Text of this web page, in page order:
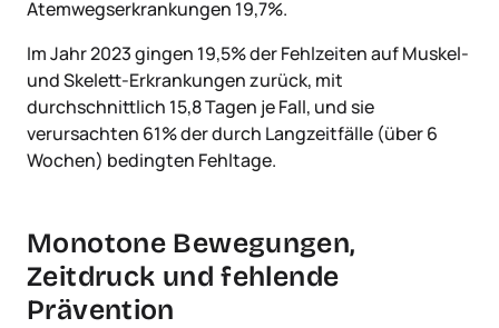
Atemwegserkrankungen 19,7%.
Im Jahr 2023 gingen 19,5% der Fehlzeiten auf Muskel-
und Skelett-Erkrankungen zurück, mit
durchschnittlich 15,8 Tagen je Fall, und sie
verursachten 61% der durch Langzeitfälle (über 6
Wochen) bedingten Fehltage.
Monotone Bewegungen,
Zeitdruck und fehlende
Prävention